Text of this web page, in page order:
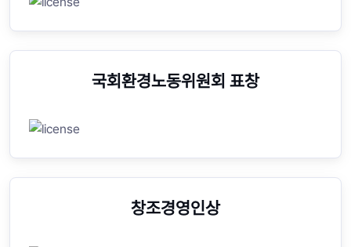
국회환경노동위원회 표창
창조경영인상